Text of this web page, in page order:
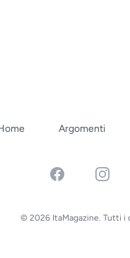
Argomenti
Facebook
© 2026 ItaMagazine. Tutti i